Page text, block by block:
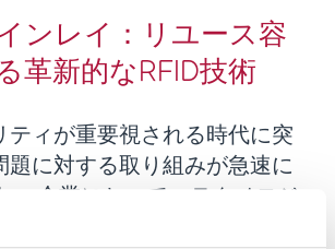
ンレイ：リユース容
革新的なRFID技術
ティが重要視される時代に突
題に対する取り組みが急速に
。 企業にとって、テクノロジ
とで、課題を乗り越え、持